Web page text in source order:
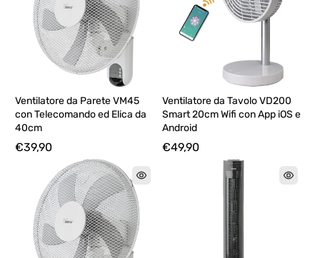
Ventilatore da Parete VM45
con Telecomando ed Elica da
40cm
€39,90
Ventilatore da Tavolo VD200
Smart 20cm Wifi con App iOS e
Android
€49,90